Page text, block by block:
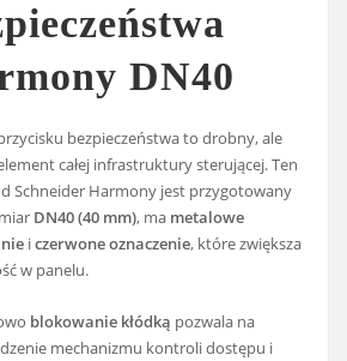
DN40
bezpieczeństwa to drobny, ale
całej infrastruktury sterującej. Ten
Schneider Harmony jest przygotowany
DN40 (40 mm), ma metalowe
iczerwone oznaczenie, które zwiększa
w panelu.
blokowanie kłódką pozwala na
mechanizmu kontroli dostępu i